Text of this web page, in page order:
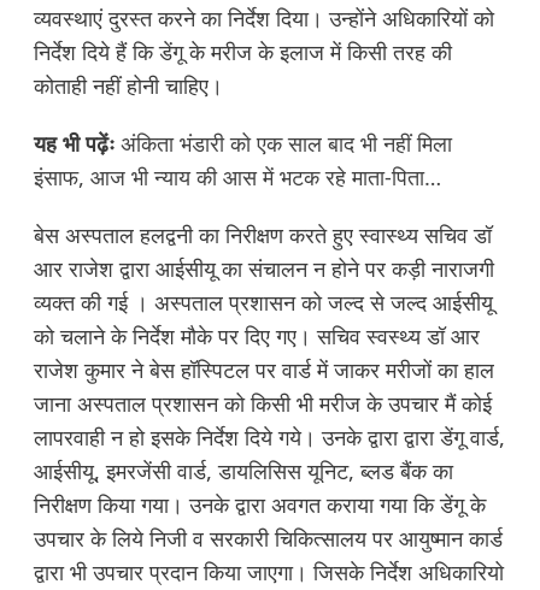
व्यवस्थाएं दुरस्त करने का निर्देश दिया। उन्होंने अधिकारियों को
निर्देश दिये हैं कि डेंगू के मरीज के इलाज में किसी तरह की
कोताही नहीं होनी चाहिए।
यह भी पढ़ेंः अंकिता भंडारी को एक साल बाद भी नहीं मिला
इंसाफ, आज भी न्याय की आस में भटक रहे माता-पिता…
बेस अस्पताल हलद्वनी का निरीक्षण करते हुए स्वास्थ्य सचिव डॉ
आर राजेश द्वारा आईसीयू का संचालन न होने पर कड़ी नाराजगी
व्यक्त की गई । अस्पताल प्रशासन को जल्द से जल्द आईसीयू
को चलाने के निर्देश मौके पर दिए गए। सचिव स्वस्थ्य डॉ आर
राजेश कुमार ने बेस हॉस्पिटल पर वार्ड में जाकर मरीजों का हाल
जाना अस्पताल प्रशासन को किसी भी मरीज के उपचार मैं कोई
लापरवाही न हो इसके निर्देश दिये गये। उनके द्वारा द्वारा डेंगू वार्ड,
आईसीयू, इमरजेंसी वार्ड, डायलिसिस यूनिट, ब्लड बैंक का
निरीक्षण किया गया। उनके द्वारा अवगत कराया गया कि डेंगू के
उपचार के लिये निजी व सरकारी चिकित्सालय पर आयुष्मान कार्ड
द्वारा भी उपचार प्रदान किया जाएगा। जिसके निर्देश अधिकारियो